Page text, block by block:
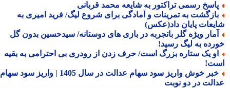
رسمی تراکتور به شایعه محمد قربانی
به تمرینات و آمادگی برای شروع لیگ/ فرید امیری به
پایان داد(عکس)
ویژه گلر باتجربه در بازی های دوستانه/ سیدحسین بدون گل
به لیگ رسید!
یک ستاره بزرگ است/ حرف زدن از رودری بی احترامی به بقیه
خبر خوش واریز سود سهام عدالت در سال 1405 | واریز سود سهام
در دو نوبت